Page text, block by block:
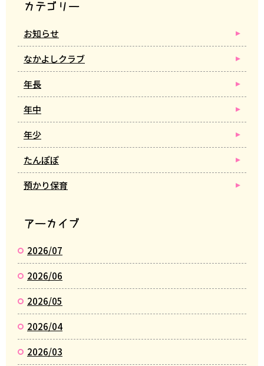
カテゴリー
お知らせ
なかよしクラブ
年長
年中
年少
たんぽぽ
預かり保育
アーカイブ
2026/07
2026/06
2026/05
2026/04
2026/03